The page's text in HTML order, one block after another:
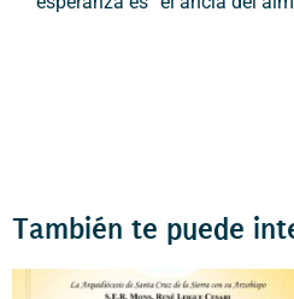
También te puede